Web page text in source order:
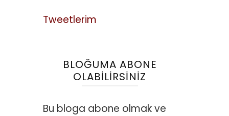
Tweetlerim
BLOĞUMA ABONE
OLABILIRSINIZ
Bu bloga abone olmak ve